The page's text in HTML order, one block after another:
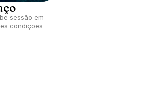
sessão em
condições